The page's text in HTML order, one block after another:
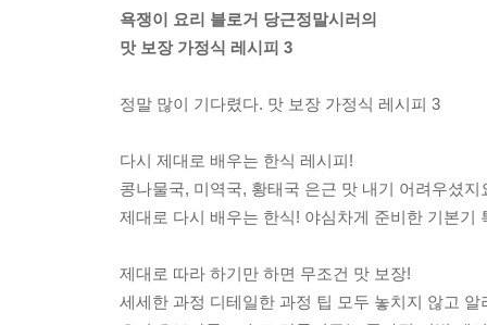
욕쟁이 요리 블로거 당근정말시러의
맛 보장 가정식 레시피 3
정말 많이 기다렸다. 맛 보장 가정식 레시피 3
다시 제대로 배우는 한식 레시피!
콩나물국, 미역국, 황태국 은근 맛 내기 어려우셨
제대로 다시 배우는 한식! 야심차게 준비한 기본기
제대로 따라 하기만 하면 무조건 맛 보장!
세세한 과정 디테일한 과정 팁 모두 놓치지 않고